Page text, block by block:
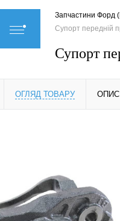
Запчастини Форд
Супорт передній
Супорт
ОГЛЯД ТОВАРУ ОПИС